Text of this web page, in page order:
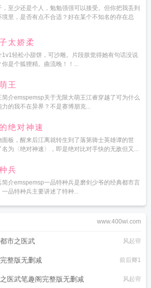
，至少还是个人，勉勉强强可以接受。但你把我丢到
境里，是否有点不合适？好在某个不知名的存在总
太娇柔
1v1轻松小甜饼，可沙雕。片段朕觉得她有句话没说
你是个狐狸精。曲流晚！！...
王
简介emspemsp关于无限大萌王江睿穿越了可为什么
力的我不在异界？不是赛博朋克...
绝对神速
面板，醒来后江离就转生到了落第骑士英雄谭的世
名为〈绝对神速〉，即是绝对比对手快的无敌但又...
兵
简介emspemsp一品特种兵是磨剑少爷的经典都市言
一品特种兵主要讲述了特种...
www.400wi.com
市之医武 风起帘
整版无删减 前后卿1
医武笔趣阁完整版无删减 风起帘